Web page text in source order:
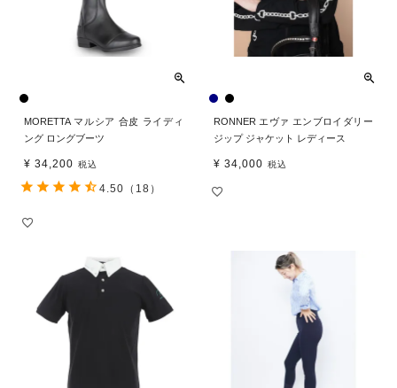
MORETTA マルシア 合皮 ライディ
ング ロングブーツ
¥ 34,200 税込
4.50 （18）
RONNER エヴァ エンブロイダリー
ジップ ジャケット レディース
¥ 34,000 税込